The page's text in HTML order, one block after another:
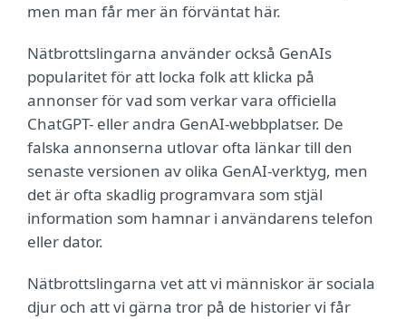
men man får mer än förväntat här.
Nätbrottslingarna använder också GenAIs
popularitet för att locka folk att klicka på
annonser för vad som verkar vara officiella
ChatGPT- eller andra GenAI-webbplatser. De
falska annonserna utlovar ofta länkar till den
senaste versionen av olika GenAI-verktyg, men
det är ofta skadlig programvara som stjäl
information som hamnar i användarens telefon
eller dator.
Nätbrottslingarna vet att vi människor är sociala
djur och att vi gärna tror på de historier vi får